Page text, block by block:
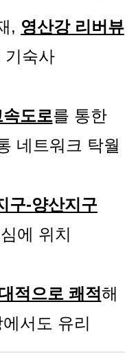
, 영산강 리버뷰
기숙사
도로를 통한
네트워크 탁월
구-양산지구
에 위치
적으로 쾌적해
서도 유리